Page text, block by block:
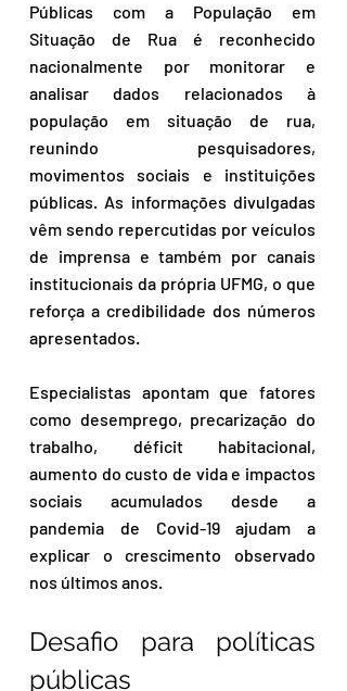
Públicas com a População em
Situação de Rua é reconhecido
nacionalmente por monitorar e
analisar dados relacionados à
população em situação de rua,
reunindo pesquisadores,
movimentos sociais e instituições
públicas. As informações divulgadas
vêm sendo repercutidas por veículos
de imprensa e também por canais
institucionais da própria UFMG, o que
reforça a credibilidade dos números
apresentados.
Especialistas apontam que fatores
como desemprego, precarização do
trabalho, déficit habitacional,
aumento do custo de vida e impactos
sociais acumulados desde a
pandemia de Covid-19 ajudam a
explicar o crescimento observado
nos últimos anos.
Desafio para políticas
públicas